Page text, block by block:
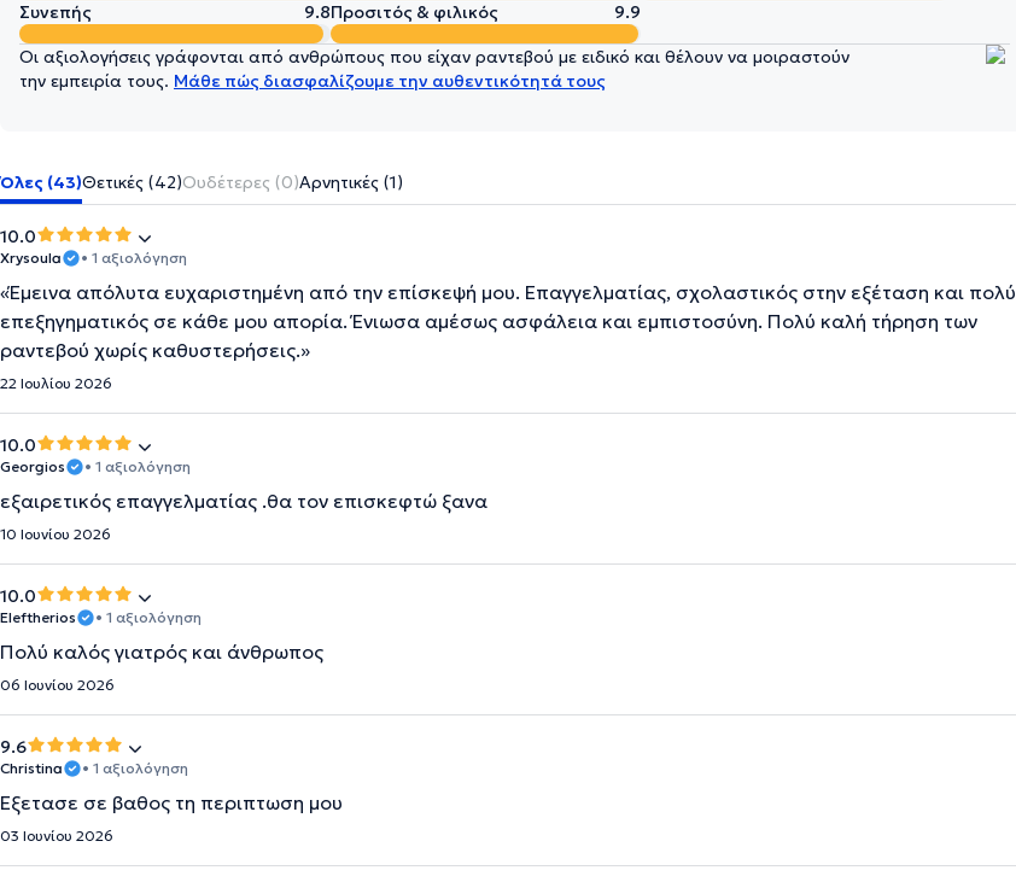
Συνεπής
9.8Προσιτός & φιλικός 9.9
Οι αξιολογήσεις γράφονται από ανθρώπους που είχαν ραντεβού με ειδικό και θέλουν να μοιραστούν
την εμπειρία τους. Μάθε πώς διασφαλίζουμε την αυθεντικότητά τους
Όλες (43)Θετικές (42)Ουδέτερες (0)Αρνητικές (1)
10.0
Xrysoula • 1 αξιολόγηση
«Έμεινα απόλυτα ευχαριστημένη από την επίσκεψή μου. Επαγγελματίας, σχολαστικός στην εξέταση και πολύ
επεξηγηματικός σε κάθε μου απορία. Ένιωσα αμέσως ασφάλεια και εμπιστοσύνη. Πολύ καλή τήρηση των
ραντεβού χωρίς καθυστερήσεις.»
22 Ιουλίου 2026
10.0
Georgios • 1 αξιολόγηση
εξαιρετικός επαγγελματίας .θα τον επισκεφτώ ξανα
10 Ιουνίου 2026
10.0
Eleftherios • 1 αξιολόγηση
Πολύ καλός γιατρός και άνθρωπος
06 Ιουνίου 2026
9.6
Christina • 1 αξιολόγηση
Εξετασε σε βαθος τη περιπτωση μου
03 Ιουνίου 2026